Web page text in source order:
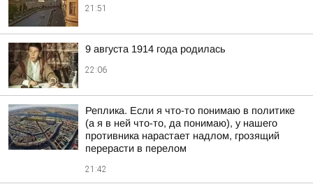
21:51
9 августа 1914 года родилась
22:06
Реплика. Если я что-то понимаю в политике
(а я в ней что-то, да понимаю), у нашего
противника нарастает надлом, грозящий
перерасти в перелом
21:42